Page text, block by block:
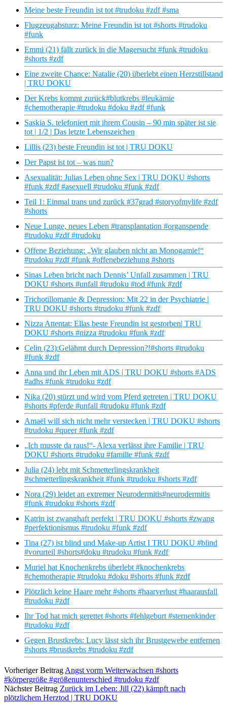
Meine beste Freundin ist tot #trudoku #zdf #sma
Flugzeugabsturz: Meine Freundin ist tot #shorts #trudoku
#funk
Emmi (21) fällt zurück in die Magersucht #funk #trudoku
#shorts #zdf
Eine zweite Chance: Natalie (20) überlebt einen Herzstillstand
| TRU DOKU
Der Krebs kommt zurück#blutkrebs #leukämie
#chemotherapie #trudoku #doku #zdf #funk
Saskia S. telefoniert mit ihrem Cousin – 90 min später ist sie
tot | 1/2 | Das letzte Lebenszeichen
Lillis (23) beste Freundin ist tot | TRU DOKU
Der Papst ist tot – was nun?
Asexualität: Julias Leben ohne Sex | TRU DOKU #shorts
#funk #zdf #asexuell #trudoku #funk #zdf
Teil 1: Einmal trans und zurück #37grad #storyofmylife #zdf
#shorts
Neue Lunge, neues Leben #transplantation #organspende
#trudoku #zdf #trudoku
Offene Beziehung: „Wir glauben nicht an Monogamie!“
#trudoku #zdf #funk #offenebeziehung #shorts
Sinas Leben bricht nach Dennis’ Unfall zusammen | TRU
DOKU #shorts #unfall #trudoku #tod #funk #zdf
Trichotillomanie & Depression: Mit 22 in der Psychiatrie |
TRU DOKU #shorts #trudoku #funk #zdf
Nizza Attentat: Ellas beste Freundin ist gestorben| TRU
DOKU #shorts #nizza #trudoku #funk #zdf
Celin (23):Gelähmt durch Depression?!#shorts #trudoku
#funk #zdf
Anna und ihr Leben mit ADS | TRU DOKU #shorts #ADS
#adhs #funk #trudoku #zdf
Nika (20) stürzt und wird vom Pferd getreten | TRU DOKU
#shorts #pferde #unfall #trudoku #funk #zdf
Amaël will sich nicht mehr verstecken | TRU DOKU #shorts
#trudoku #queer #funk #zdf
„Ich musste da raus!“- Alexa verlässt ihre Familie | TRU
DOKU #shorts #trudoku #familie #funk #zdf
Julia (24) lebt mit Schmetterlingskrankheit
#schmetterlingskrankheit #funk #trudoku #shorts #zdf
Nora (29) leidet an extremer Neurodermitis#neurodermitis
#funk #trudoku #shorts #zdf
Katrin ist zwanghaft perfekt | TRU DOKU #shorts #zwang
#perfektionismus #trudoku #funk #zdf
Tina (27) ist blind und Make-up Artist I TRU DOKU #blind
#vorurteil #shorts#doku #trudoku #funk #zdf
Muriel hat Knochenkrebs überlebt #knochenkrebs
#chemotherapie #trudoku #doku #shorts #funk #zdf
Plötzlich keine Haare mehr #shorts #haarverlust #haarausfall
#trudoku #zdf
Ihr Tod hat mich gerettet #shorts #fehlgeburt #sternenkinder
#trudoku #zdf
Gegen Brustkrebs: Lucy lässt sich ihr Brustgewebe entfernen
#shorts #brustkrebs #trudoku #zdf
Vorheriger Beitrag Angst vorm Weiterwachsen #shorts
#körpergröße #größenunterschied #trudoku #zdf
Nächster Beitrag Zurück im Leben: Jill (22) kämpft nach
plötzlichem Herztod | TRU DOKU